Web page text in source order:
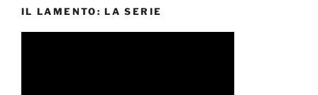
IL LAMENTO: LA SERIE